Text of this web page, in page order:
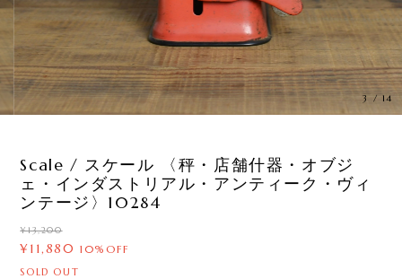
3/14
Scale / スケール 〈秤・店舗什器・オブジ
ェ・インダストリアル・アンティーク・ヴィ
ンテージ〉10284
¥13,200
¥11,880 10%OFF
SOLD OUT